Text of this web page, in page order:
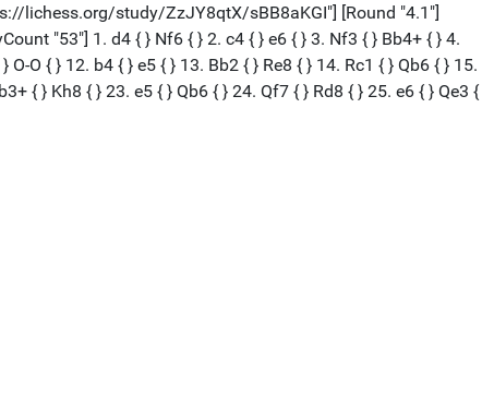
lichess.org/study/ZzJY8qtX/sBB8aKGI"] [Round "4.1"]
"53"] 1. d4 { } Nf6 { } 2. c4 { } e6 { } 3. Nf3 { } Bb4+ { } 4.
O { } 12. b4 { } e5 { } 13. Bb2 { } Re8 { } 14. Rc1 { } Qb6 { } 15.
{ } Kh8 { } 23. e5 { } Qb6 { } 24. Qf7 { } Rd8 { } 25. e6 { } Qe3 {